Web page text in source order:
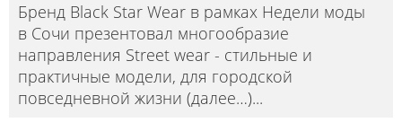
Бренд Black Star Wear в рамках Недели моды
в Сочи презентовал многообразие
направления Street wear - стильные и
практичные модели, для городской
повседневной жизни (далее…)...